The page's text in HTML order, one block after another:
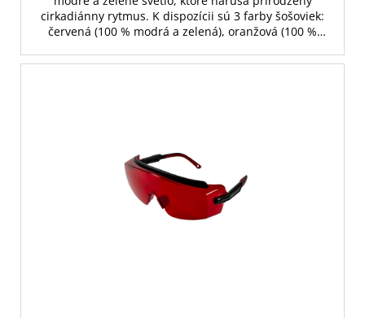
cirkadiánny rytmus. K dispozícii sú 3 farby šošoviek:
červená (100 % modrá a zelená), oranžová (100 %